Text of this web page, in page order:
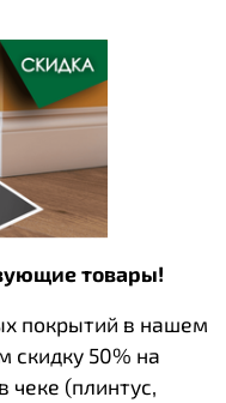
товары!
покрытий в нашем
скидку 50% на
чеке (плинтус,